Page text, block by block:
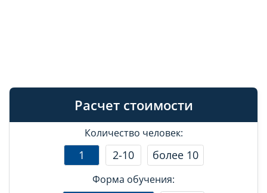
Расчет стоимости
Количество человек:
1 2-10 более 10
Форма обучения: